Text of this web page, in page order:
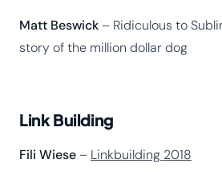
Matt Beswick– Ridiculous to
story of the million dollar dog
Link Building
Fili Wiese– Linkbuilding 2018